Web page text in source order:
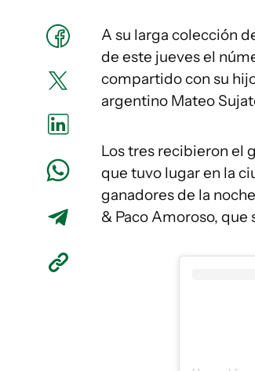
A su larga colección
de este jueves el
compartido con su
argentino Mateo
Los tres recibieron el
que tuvo lugar en la
ganadores de la
& Paco Amoroso,